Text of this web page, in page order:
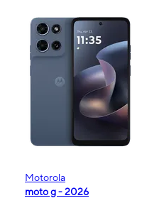
Motorola
moto g - 2026